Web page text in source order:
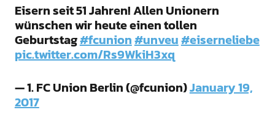
Eisern seit 51 Jahren! Allen Unionern
wünschen wir heute einen tollen
Geburtstag#fcunion#unveu#eiserneliebe
pic.twitter.com/Rs9WkiH3xq
— 1. FC Union Berlin (@fcunion)January 19,
2017